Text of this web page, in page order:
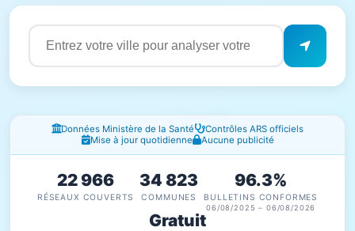
Résultats de qualité de l'eau
Fenêtres d'information
Données Ministère de la Santé
Contrôles ARS officiels
Mise à jour quotidienne
Aucune publicité
22 966
RÉSEAUX COUVERTS
34 823
COMMUNES
96.3%
BULLETINS CONFORMES
06/08/2025 – 06/08/2026
Gratuit